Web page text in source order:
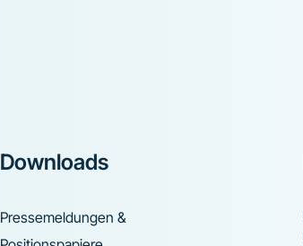
Downloads
Pressemeldungen &